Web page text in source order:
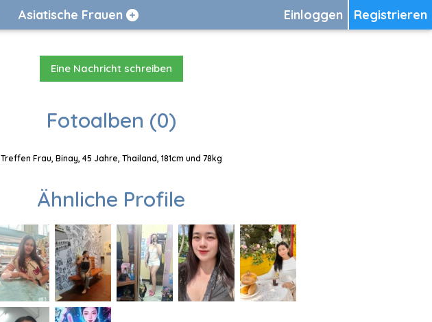
Registrieren
Einloggen
Asiatische Frauen
Eine Nachricht schreiben
Fotoalben (0)
Treffen Frau, Binay, 45 Jahre, Thailand, 181cm und 78kg
Ähnliche Profile